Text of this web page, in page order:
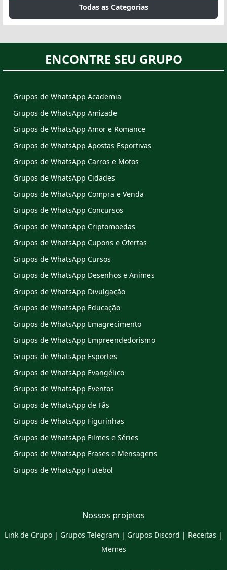
Todas as Categorias
ENCONTRE SEU GRUPO
Grupos de WhatsApp Academia
Grupos de WhatsApp Amizade
Grupos de WhatsApp Amor e Romance
Grupos de WhatsApp Apostas Esportivas
Grupos de WhatsApp Carros e Motos
Grupos de WhatsApp Cidades
Grupos de WhatsApp Compra e Venda
Grupos de WhatsApp Concursos
Grupos de WhatsApp Criptomoedas
Grupos de WhatsApp Cupons e Ofertas
Grupos de WhatsApp Cursos
Grupos de WhatsApp Desenhos e Animes
Grupos de WhatsApp Divulgação
Grupos de WhatsApp Educação
Grupos de WhatsApp Emagrecimento
Grupos de WhatsApp Empreendedorismo
Grupos de WhatsApp Esportes
Grupos de WhatsApp Evangélico
Grupos de WhatsApp Eventos
Grupos de WhatsApp de Fãs
Grupos de WhatsApp Figurinhas
Grupos de WhatsApp Filmes e Séries
Grupos de WhatsApp Frases e Mensagens
Grupos de WhatsApp Futebol
Nossos projetos
Link de Grupo | Grupos Telegram | Grupos Discord | Receitas |
Memes